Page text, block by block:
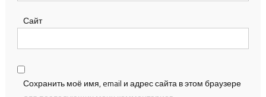
Сайт
Сохранить моё имя, email и адрес сайта в этом браузере